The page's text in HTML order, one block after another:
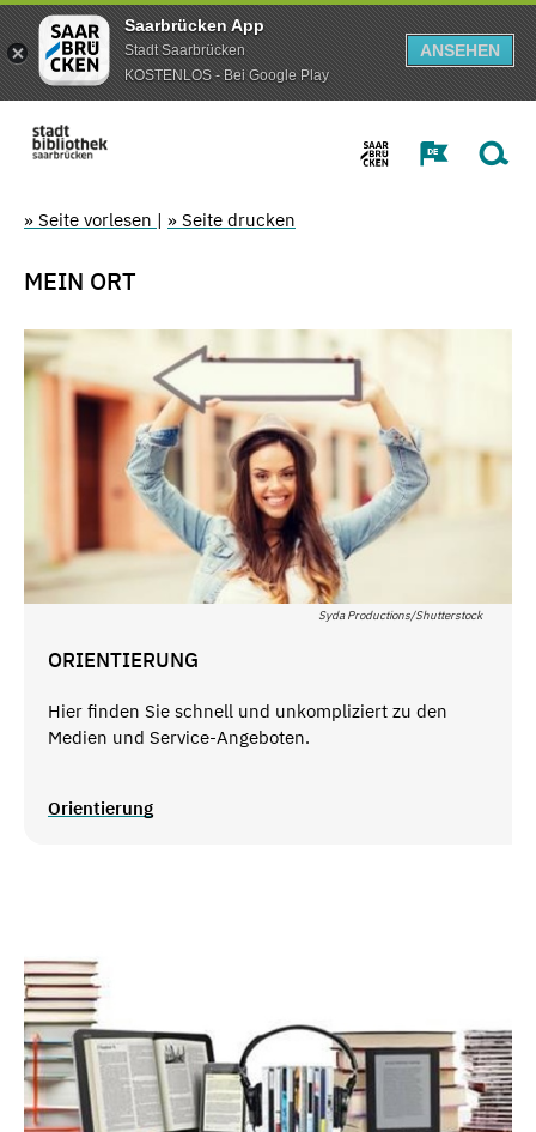
Saarbrücken App
Stadt Saarbrücken
KOSTENLOS - Bei Google Play
ANSEHEN
» Seite vorlesen | » Seite drucken
MEIN ORT
Syda Productions/Shutterstock
ORIENTIERUNG
Hier finden Sie schnell und unkompliziert zu den
Medien und Service-Angeboten.
Orientierung